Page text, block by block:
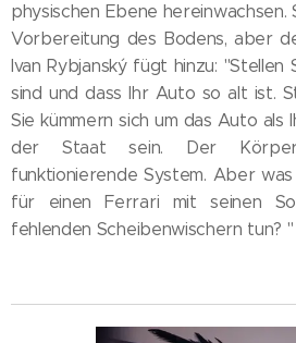
physischen Ebene
Vorbereitung des Bodens, aber
Ivan Rybjanský fügt hinzu: "Stellen
sind und dass Ihr Auto so alt ist.
Sie kümmern sich um das Auto als
der Staat sein. Der
funktionierende System. Aber
für einen Ferrari mit seinen
fehlenden Scheibenwischern tun? "